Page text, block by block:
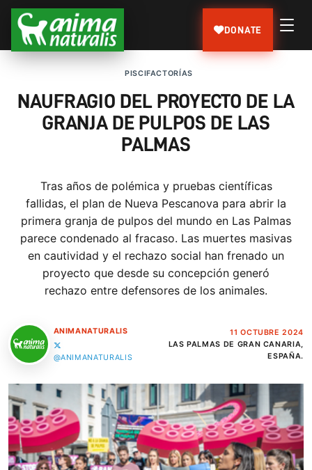
DONATE
PISCIFACTORÍAS
NAUFRAGIO DEL PROYECTO DE LA
GRANJA DE PULPOS DE LAS
PALMAS
Tras años de polémica y pruebas científicas
fallidas, el plan de Nueva Pescanova para abrir la
primera granja de pulpos del mundo en Las Palmas
parece condenado al fracaso. Las muertes masivas
en cautividad y el rechazo social han frenado un
proyecto que desde su concepción generó
rechazo entre defensores de los animales.
ANIMANATURALIS
@ANIMANATURALIS
11 OCTUBRE 2024
LAS PALMAS DE GRAN CANARIA,
ESPAÑA.